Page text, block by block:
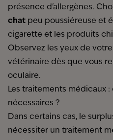
présence d'allergènes.
chat peu poussiéreuse et
cigarette et les produits
Observez les yeux de
vétérinaire dès que vous
oculaire.
Les traitements médicaux :
nécessaires ?
Dans certains cas, le
nécessiter un traitement